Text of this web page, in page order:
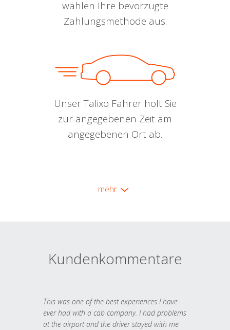
wählen Ihre bevorzugte
Zahlungsmethode aus.
Unser Talixo Fahrer holt Sie
zur angegebenen Zeit am
angegebenen Ort ab.
mehr
Kundenkommentare
This was one of the best experiences I have
ever had with a cab company. I had problems
at the airport and the driver stayed with me